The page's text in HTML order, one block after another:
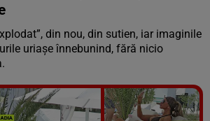
din nou, din sutien, iar imaginile
uriașe înnebunind, fără nicio